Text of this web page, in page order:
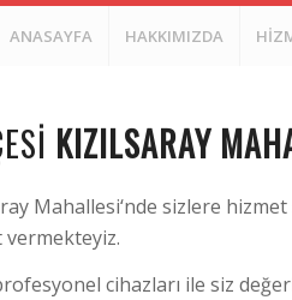
ANASAYFA HAKKIMIZDA
KIZILSARAY
Mahallesi‘nde sizlere
cihazları ile siz